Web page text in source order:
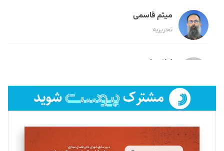
میثم قاسمی
تحریریه
لیلا حنارود
فائزه فتحی رستمی
تحریریه